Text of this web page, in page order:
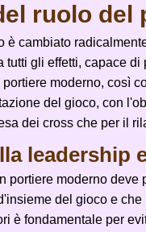
ruolo del
è cambiato
tutti gli effetti, capace
moderno, così
del gioco, con
dei cross che per il
leadership
portiere moderno
del gioco e
è fondamentale per